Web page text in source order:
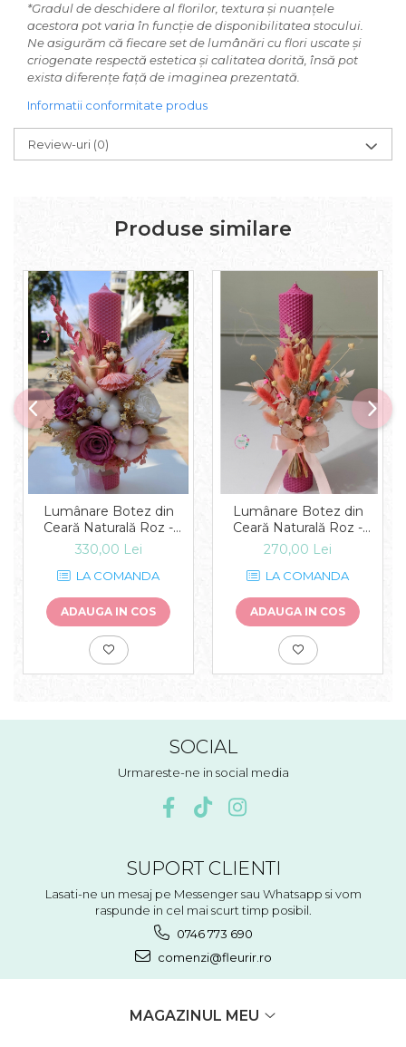
*Gradul de deschidere al florilor, textura și nuanțele
acestora pot varia în funcție de disponibilitatea stocului.
Ne asigurăm că fiecare set de lumânări cu flori uscate și
criogenate respectă estetica și calitatea dorită, însă pot
exista diferențe față de imaginea prezentată.
Informatii conformitate produs
Review-uri (0)
Produse similare
Lumânare Botez din
Ceară Naturală Roz -
Grația Balerinei
330,00 Lei
LA COMANDA
ADAUGA IN COS
Lumânare Botez din
Ceară Naturală Roz -
Vibrația Culorilor
270,00 Lei
LA COMANDA
ADAUGA IN COS
SOCIAL
Urmareste-ne in social media
SUPORT CLIENTI
Lasati-ne un mesaj pe Messenger sau Whatsapp si vom
raspunde in cel mai scurt timp posibil.
0746 773 690
comenzi@fleurir.ro
MAGAZINUL MEU